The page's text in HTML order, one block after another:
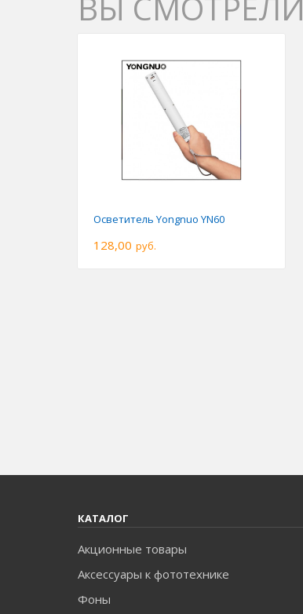
Осветитель Yongnuo YN60
128,00 руб.
КАТАЛОГ
Акционные товары
Аксессуары к фототехнике
Фоны